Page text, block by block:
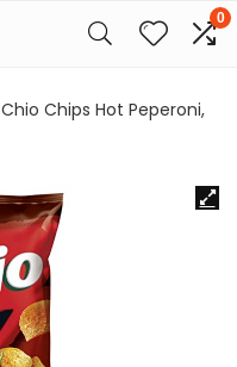
0
Chio Chips Hot Peperoni,